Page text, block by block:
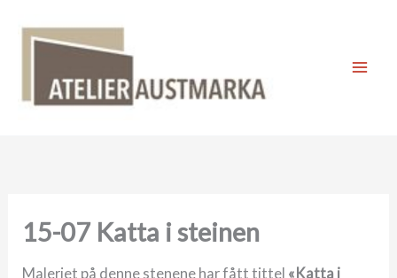
15-07 Katta i steinen
Maleriet på denne stenene har fått tittel «Katta i